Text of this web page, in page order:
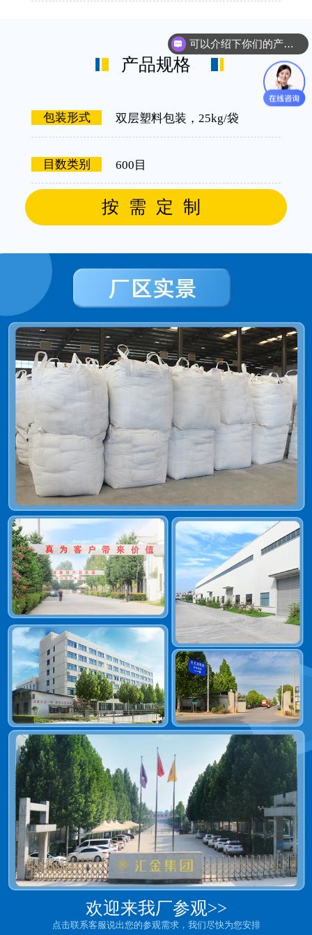
产品规格
包装形式 双层塑料包装，25kg/袋
目数类别 600目
按需定制
欢迎来我厂参观>>
点击联系客服说出您的参观需求，我们尽快为您安排
可以介绍下你们的产品么？